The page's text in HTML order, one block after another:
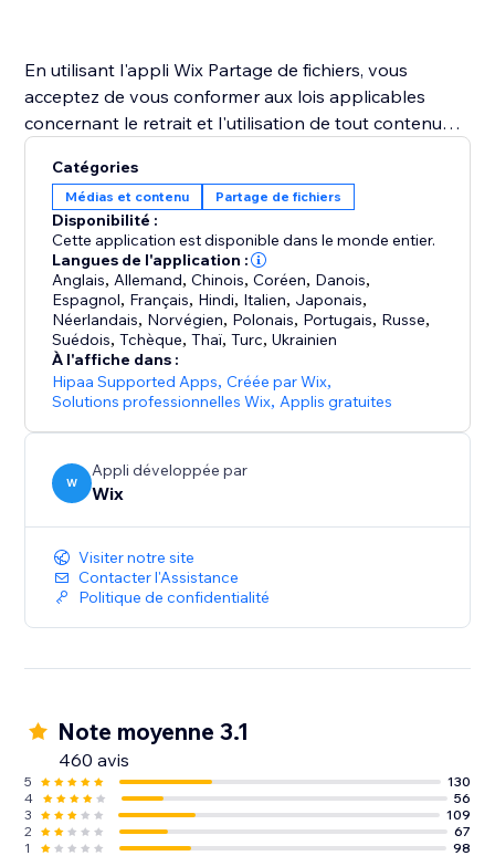
En utilisant l'appli Wix Partage de fichiers, vous
acceptez de vous conformer aux lois applicables
concernant le retrait et l'utilisation de tout contenu
Catégories
Médias et contenu Partage de fichiers
Disponibilité :
Cette application est disponible dans le monde entier.
Langues de l'application :
Anglais, Allemand,Chinois,Coréen, Danois,
Espagnol, Français, Hindi, Italien, Japonais,
Néerlandais, Norvégien, Polonais, Portugais, Russe,
Suédois,Tchèque,Thaï,Turc,Ukrainien
À l'affiche dans :
Hipaa Supported Apps,Créée par Wix,
Solutions professionnelles Wix, Applis gratuites
W
Appli développée par
Wix
Visiter notre site
Contacter l'Assistance
Politique de confidentialité
Note moyenne 3.1
460 avis
5
130
4
56
3
109
2
67
1
98